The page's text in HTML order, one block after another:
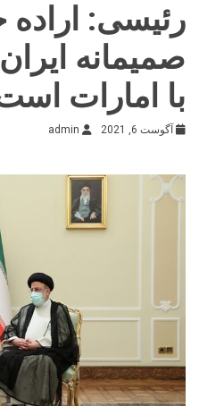
رئیسی:
صمیمانه
با امارات
آگوست 6, 2021 admin